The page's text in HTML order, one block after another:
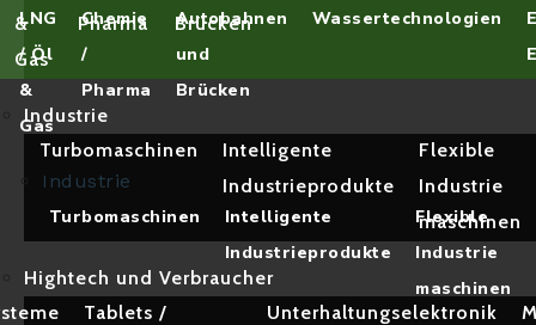
&
Gas
Pharma
Brücken
Industrie
Turbomaschinen
Intelligente
Industrieprodukte
Flexible
Industrie
maschinen
Hightech und Verbraucher
Tablets /
Unterhaltungselektronik
LNG
/ Öl
&
Gas
Chemie
/
Pharma
Autobahnen
und
Brücken
Wassertechnologien
Industrie
Turbomaschinen
Intelligente
Industrieprodukte
Flexible
Industrie
maschinen